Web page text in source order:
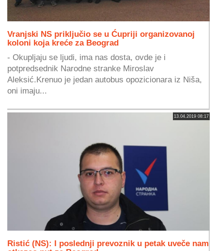
Vranjski NS priključio se u Ćupriji organizovanoj
koloni koja kreće za Beograd
- Okupljaju se ljudi, ima nas dosta, ovde je i
potpredsednik Narodne stranke Miroslav
Aleksić.Krenuo je jedan autobus opozicionara iz Niša,
oni imaju...
13.04.2019 08:17
Ristić (NS): I poslednji prevoznik u petak uveče nam